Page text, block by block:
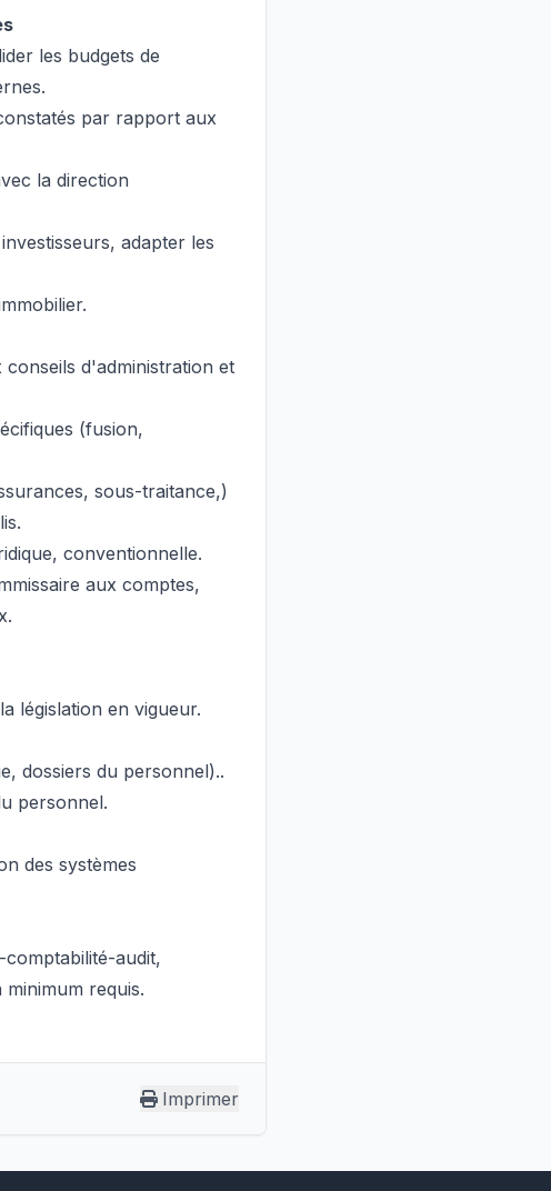
les budgets de
par rapport aux
la direction
adapter les
d'administration et
(fusion,
sous-traitance,)
conventionnelle.
aux comptes,
législation en vigueur.
dossiers du personnel)..
personnel.
des systèmes
audit,
requis.
Imprimer